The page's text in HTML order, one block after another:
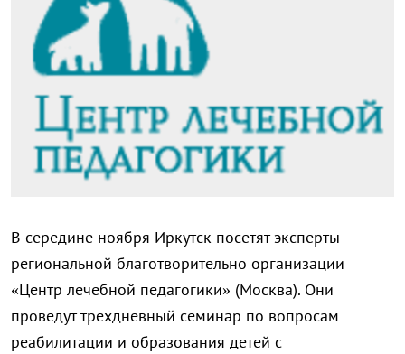
В середине ноября Иркутск посетят эксперты
региональной благотворительно организации
«Центр лечебной педагогики» (Москва). Они
проведут трехдневный семинар по вопросам
реабилитации и образования детей с